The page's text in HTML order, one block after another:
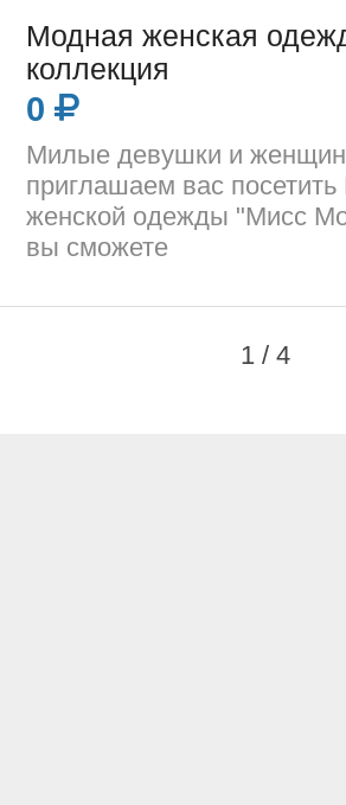
Модная женская
коллекция
0
Милые девушки и
приглашаем вас посетить
женской одежды "Мисс
вы сможете
1 / 4